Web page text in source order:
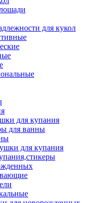
для кукол
для купания
для ванны
для купания